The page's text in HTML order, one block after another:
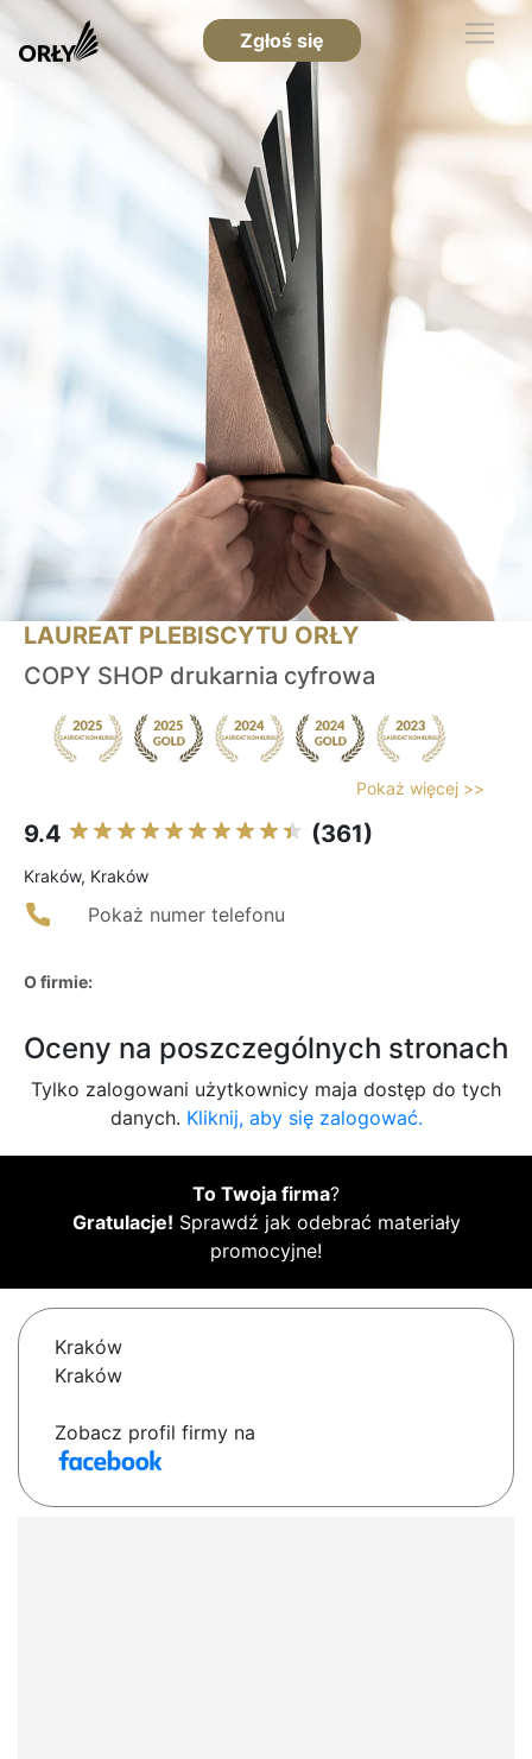
Zgłoś się
LAUREAT PLEBISCYTU ORŁY
COPY SHOP drukarnia cyfrowa
Pokaż więcej >>
9.4 (361)
Kraków, Kraków
Pokaż numer telefonu
O firmie:
Oceny na poszczególnych stronach
Tylko zalogowani użytkownicy maja dostęp do tych
danych. Kliknij, aby się zalogować.
To Twoja firma?
Gratulacje! Sprawdź jak odebrać materiały
promocyjne!
Kraków
Kraków
Zobacz profil firmy na